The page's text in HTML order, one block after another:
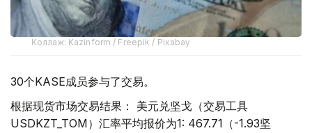
Коллаж: Kazinform / Freepik / Pixabay
30个KASE成员参与了交易。
根据现货市场交易结果： 美元兑坚戈（交易工具
USDKZT_TOM）汇率平均报价为1: 467.71（-1.93坚